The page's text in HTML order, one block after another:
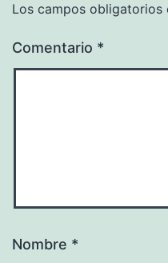
Los campos obligatorios
Comentario *
Nombre *